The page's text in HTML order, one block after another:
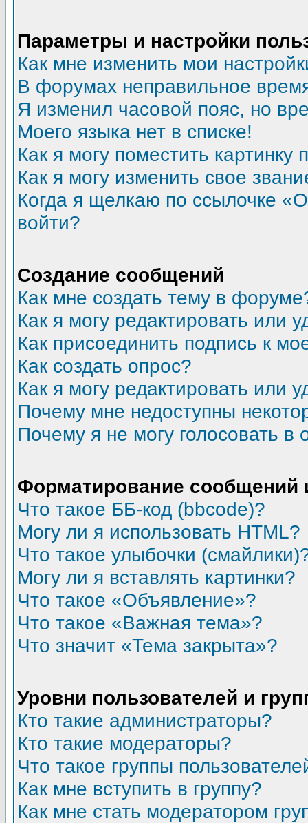
Параметры и настройки
Как мне изменить мои
В форумах неправильное
Я изменил часовой пояс, но
Моего языка нет в списке!
Как я могу поместить
Как я могу изменить свое
Когда я щелкаю по ссылочке
войти?
Создание сообщений
Как мне создать тему в
Как я могу редактировать или
Как присоединить подпись к
Как создать опрос?
Как я могу редактировать или
Почему мне недоступны
Почему я не могу голосовать в
Форматирование сообщений
Что такое ББ-код (bbcode)?
Могу ли я использовать HTML?
Что такое улыбочки
Могу ли я вставлять картинки?
Что такое «Объявление»?
Что такое «Важная тема»?
Что значит «Тема закрыта»?
Уровни пользователей и
Кто такие администраторы?
Кто такие модераторы?
Что такое группы
Как мне вступить в группу?
Как мне стать модератором